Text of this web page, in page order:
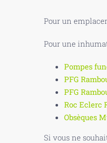
Pour un
Pour une
Pompes
PFG
PFG
Roc Eclerc
Obsèques
Si vous ne